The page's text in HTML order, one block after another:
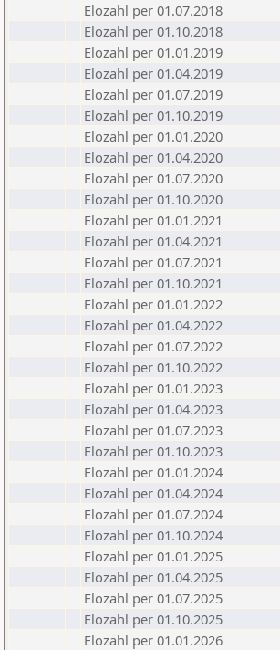
Elozahl per 01.07.2018
Elozahl per 01.10.2018
Elozahl per 01.01.2019
Elozahl per 01.04.2019
Elozahl per 01.07.2019
Elozahl per 01.10.2019
Elozahl per 01.01.2020
Elozahl per 01.04.2020
Elozahl per 01.07.2020
Elozahl per 01.10.2020
Elozahl per 01.01.2021
Elozahl per 01.04.2021
Elozahl per 01.07.2021
Elozahl per 01.10.2021
Elozahl per 01.01.2022
Elozahl per 01.04.2022
Elozahl per 01.07.2022
Elozahl per 01.10.2022
Elozahl per 01.01.2023
Elozahl per 01.04.2023
Elozahl per 01.07.2023
Elozahl per 01.10.2023
Elozahl per 01.01.2024
Elozahl per 01.04.2024
Elozahl per 01.07.2024
Elozahl per 01.10.2024
Elozahl per 01.01.2025
Elozahl per 01.04.2025
Elozahl per 01.07.2025
Elozahl per 01.10.2025
Elozahl per 01.01.2026